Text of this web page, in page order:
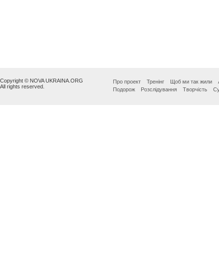
Copyright © NOVA UKRAINA.ORG
All rights reserved.
Про проект Тренінг Щоб ми так жили
Подорож
Розслідування Творчість